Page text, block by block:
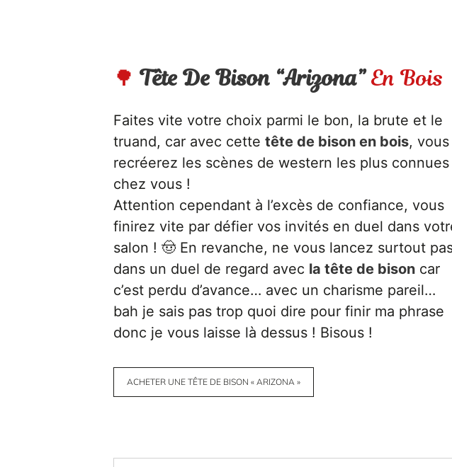
🌳 Tête De Bison “Arizona”En Bois
Faites vite votre choix parmi le bon, la brute et le
truand, car avec cette tête de bison en bois, vous
recréerez les scènes de western les plus connues
chez vous !
Attention cependant à l’excès de confiance, vous
finirez vite par défier vos invités en duel dans
salon ! 🤠 En revanche, ne vous lancez surtout
dans un duel de regard avec la tête de bison car
c’est perdu d’avance… avec un charisme pareil…
bah je sais pas trop quoi dire pour finir ma phrase
donc je vous laisse là dessus ! Bisous !
ACHETER UNE TÊTE DE BISON « ARIZONA »